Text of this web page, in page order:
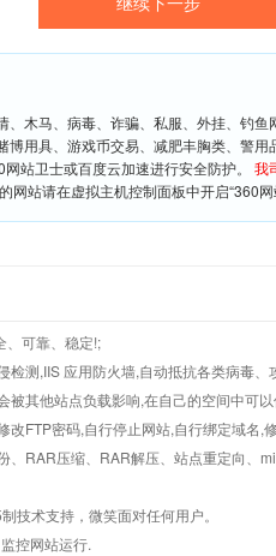
、木马、病毒、诈骗、私服、外挂、钓
博用具、游戏币交易、减肥丰胸类、警
站卫士或百度云加速进行安全防护。 我
网站请在虚拟主机控制面板中开启“360
、可靠、稳定!;
检测,IIS 应用防火墙,自动抵抗各类病毒、
被其他站点负载影响,在自己的空间中可
改FTP密码,自行停止网站,自行绑定域名,
、RAR压缩、RAR解压、站点重定向、
技术支持，微笑面对任何用户。
控网站运行.